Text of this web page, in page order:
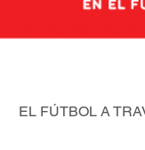
EL FÚTBOL A